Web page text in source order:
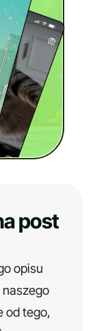
post
opisu
naszego
od tego,